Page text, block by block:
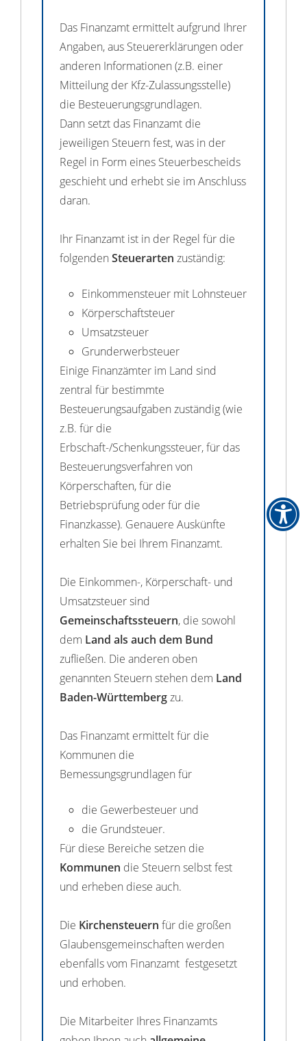
Das Finanzamt ermittelt aufgrund Ihrer
Angaben, aus Steuererklärungen oder
anderen Informationen (z.B. einer
Mitteilung der Kfz-Zulassungsstelle)
die Besteuerungsgrundlagen.
Dann setzt das Finanzamt die
jeweiligen Steuern fest, was in der
Regel in Form eines Steuerbescheids
geschieht und erhebt sie im Anschluss
daran.
Ihr Finanzamt ist in der Regel für die
folgenden Steuerarten zuständig:
Einkommensteuer mit Lohnsteuer
Körperschaftsteuer
Umsatzsteuer
Grunderwerbsteuer
Einige Finanzämter im Land sind
zentral für bestimmte
Besteuerungsaufgaben zuständig (wie
z.B. für die
Erbschaft-/Schenkungssteuer, für das
Besteuerungsverfahren von
Körperschaften, für die
Betriebsprüfung oder für die
Finanzkasse). Genauere Auskünfte
erhalten Sie bei Ihrem Finanzamt.
Die Einkommen-, Körperschaft- und
Umsatzsteuer sind
Gemeinschaftssteuern, die sowohl
dem Land als auch dem Bund
zufließen. Die anderen oben
genannten Steuern stehen dem Land
Baden-Württembergzu.
Das Finanzamt ermittelt für die
Kommunen die
Bemessungsgrundlagen für
die Gewerbesteuer und
die Grundsteuer.
Für diese Bereiche setzen die
Kommunen die Steuern selbst fest
und erheben diese auch.
Die Kirchensteuern für die großen
Glaubensgemeinschaften werden
ebenfalls vom Finanzamt festgesetzt
und erhoben.
Die Mitarbeiter Ihres Finanzamts